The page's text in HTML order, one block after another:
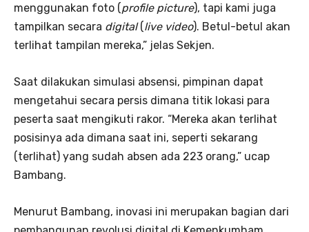
menggunakan foto (profile picture), tapi kami juga
tampilkan secara digital(live video). Betul-betul akan
terlihat tampilan mereka,” jelas Sekjen.
Saat dilakukan simulasi absensi, pimpinan dapat
mengetahui secara persis dimana titik lokasi para
peserta saat mengikuti rakor. “Mereka akan terlihat
posisinya ada dimana saat ini, seperti sekarang
(terlihat) yang sudah absen ada 223 orang,” ucap
Bambang.
Menurut Bambang, inovasi ini merupakan bagian dari